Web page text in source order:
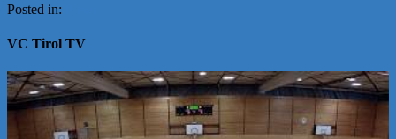
Posted in:
VC Tirol TV